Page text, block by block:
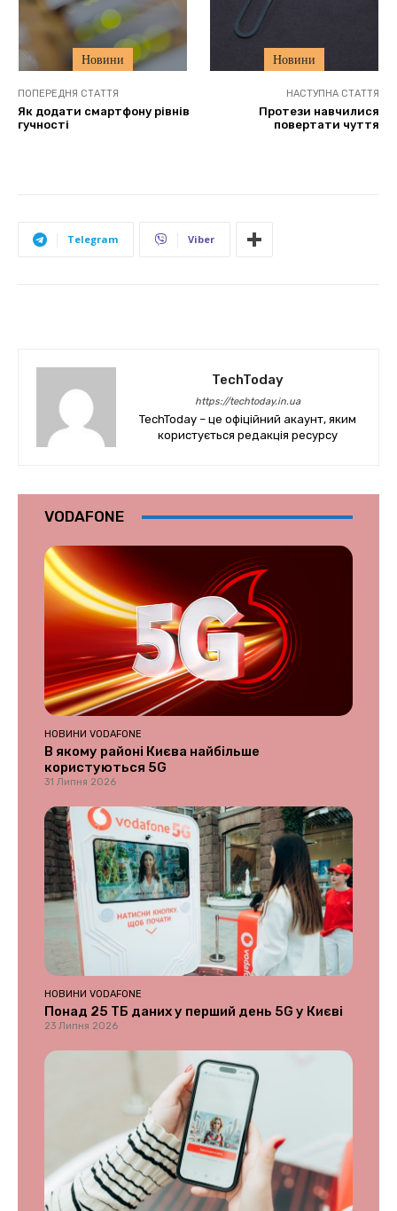
Новини Новини
ПОПЕРЕДНЯ СТАТТЯ
Як додати смартфону рівнів
гучності
НАСТУПНА СТАТТЯ
Протези навчилися
повертати чуття
Telegram Viber
TechToday
https://techtoday.in.ua
TechToday – це офіційний акаунт, яким
користується редакція ресурсу
VODAFONE
НОВИНИ VODAFONE
В якому районі Києва найбільше
користуються 5G
31 Липня 2026
НОВИНИ VODAFONE
Понад 25 ТБ даних у перший день 5G у Києві
23 Липня 2026